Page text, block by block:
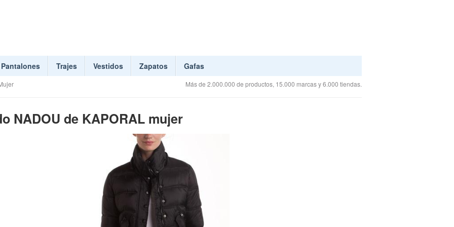
Pantalones Trajes Vestidos Zapatos Gafas
Más de 2.000.000 de productos, 15.000 marcas y 6.000 tiendas.
NADOU de KAPORAL mujer